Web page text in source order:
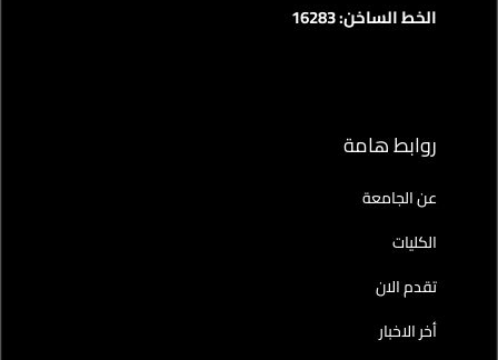
الخط الساخن: 16283
روابط هامة
عن الجامعة
الكليات
تقدم الان
أخر الاخبار